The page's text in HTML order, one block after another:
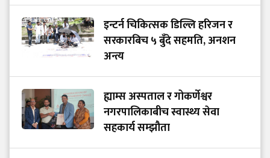
इन्टर्न चिकित्सक डिल्लि हरिजन र
सरकारबिच ५ बुँदे सहमति, अनशन
अन्त्य
ह्याम्स अस्पताल र गोकर्णेश्वर
नगरपालिकाबीच स्वास्थ्य सेवा
सहकार्य सम्झौता